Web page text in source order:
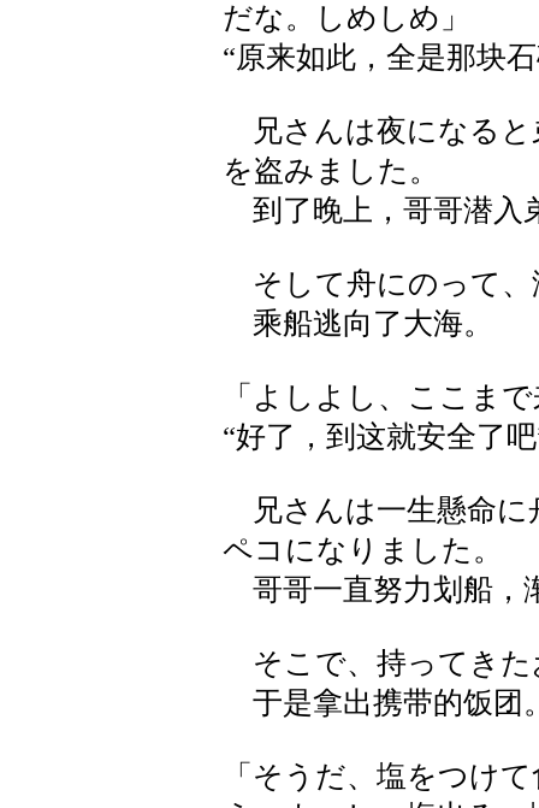
だな。しめしめ」
“原来如此，全是那块
兄さんは夜になると
を盗みました。
到了晚上，哥哥潜入
そして舟にのって、
乘船逃向了大海。
「よしよし、ここま
“好了，到这就安全了
兄さんは一生懸命に
ペコになりました。
哥哥一直努力划船，
そこで、持ってきた
于是拿出携带的饭团
「そうだ、塩をつけ